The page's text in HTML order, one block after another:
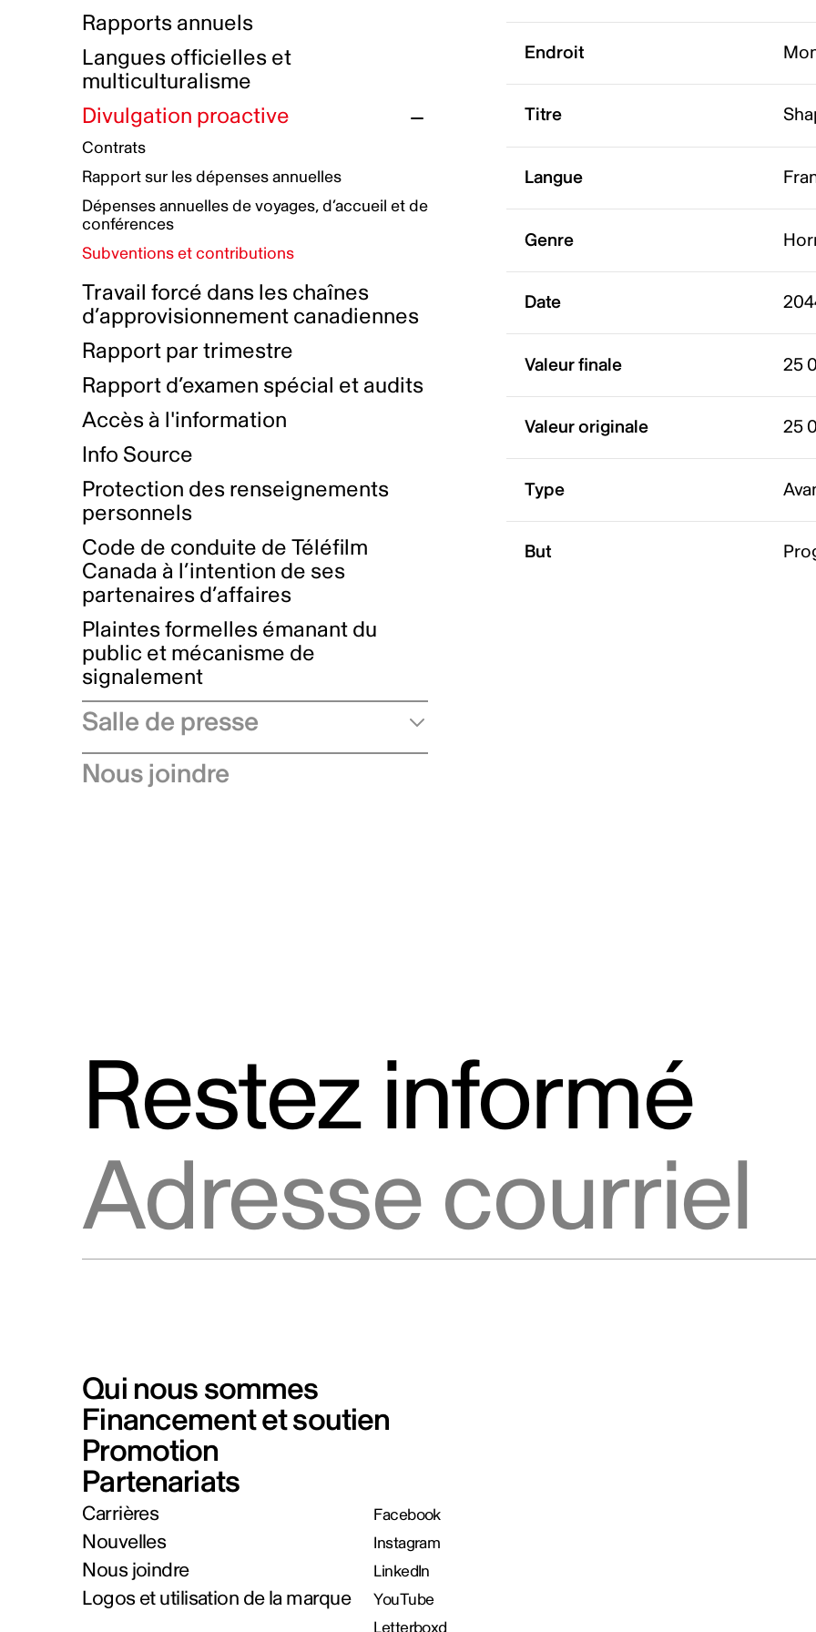
Initiatives autochtones
Plan de réconciliation autochtone
Groupe de travail autochtone
Principes directeurs sur le
harcèlement
Plan d’action pour la parité
Plan d'équité, de diversité,
d'inclusion et d'accessibilité
Boîte à outils pour le récit authentique
Collecte de données et l’auto-identification
Plan d'accessibilité
Rémunération et avantages
Prix et certifications
Nos valeurs d’entreprise
Rapports annuels
Langues officielles et
multiculturalisme
Divulgation proactive
Contrats
Rapport sur les dépenses annuelles
Dépenses annuelles de voyages, d’accueil et de
conférences
Subventions et contributions
Travail forcé dans les chaînes
d’approvisionnement canadiennes
Rapport par trimestre
Rapport d’examen spécial et audits
Accès à l'information
Info Source
Protection des renseignements
personnels
Code de conduite de Téléfilm
Canada à l’intention de ses
partenaires d’affaires
Plaintes formelles émanant du
public et mécanisme de
signalement
Salle de presse
Communiqués de presse
Nous joindre
Endroit
Titre
Langue
Genre
Date
Valeur finale 25
Valeur originale 25
Type
But
Restez informé
Qui nous sommes
Financement et soutien
Promotion
Partenariats
Carrières
Nouvelles
Nous joindre
Logos et utilisation de la marque
Facebook
Instagram
LinkedIn
YouTube
Letterboxd